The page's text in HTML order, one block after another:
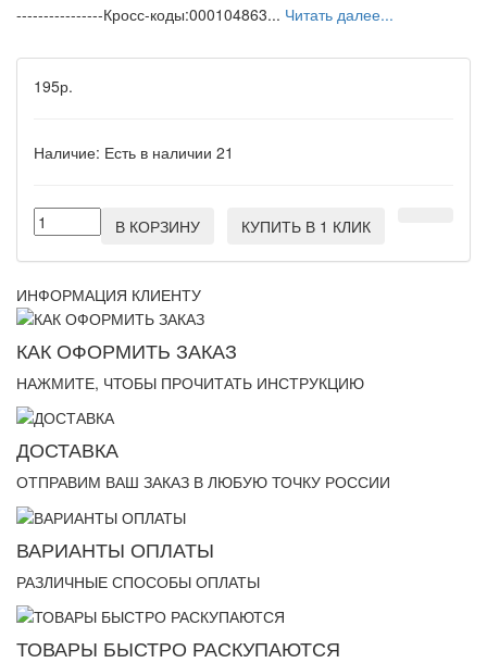
----------------Кросс-коды:000104863... Читать далее...
195р.
Наличие: Есть в наличии 21
В КОРЗИНУ КУПИТЬ В 1 КЛИК
ИНФОРМАЦИЯ КЛИЕНТУ
КАК ОФОРМИТЬ ЗАКАЗ
НАЖМИТЕ, ЧТОБЫ ПРОЧИТАТЬ ИНСТРУКЦИЮ
ДОСТАВКА
ОТПРАВИМ ВАШ ЗАКАЗ В ЛЮБУЮ ТОЧКУ РОССИИ
ВАРИАНТЫ ОПЛАТЫ
РАЗЛИЧНЫЕ СПОСОБЫ ОПЛАТЫ
ТОВАРЫ БЫСТРО РАСКУПАЮТСЯ